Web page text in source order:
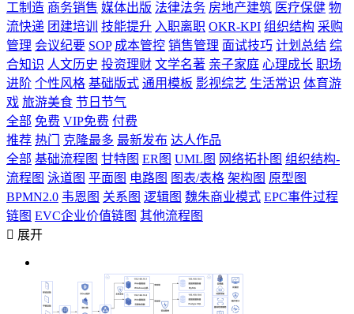
工制造 商务销售 媒体出版 法律法务 房地产建筑 医疗保健 物
流快递 团建培训 技能提升 入职离职 OKR-KPI 组织结构 采购
管理 会议纪要 SOP 成本管控 销售管理 面试技巧 计划总结 综
合知识 人文历史 投资理财 文学名著 亲子家庭 心理成长 职场
进阶 个性风格 基础版式 通用模板 影视综艺 生活常识 体育游
戏 旅游美食 节日节气
全部 免费 VIP免费 付费
推荐 热门 克隆最多 最新发布 达人作品
全部 基础流程图 甘特图 ER图 UML图 网络拓扑图 组织结构-
流程图 泳道图 平面图 电路图 图表/表格 架构图 原型图
BPMN2.0 韦恩图 关系图 逻辑图 魏朱商业模式 EPC事件过程
链图 EVC企业价值链图 其他流程图
 展开